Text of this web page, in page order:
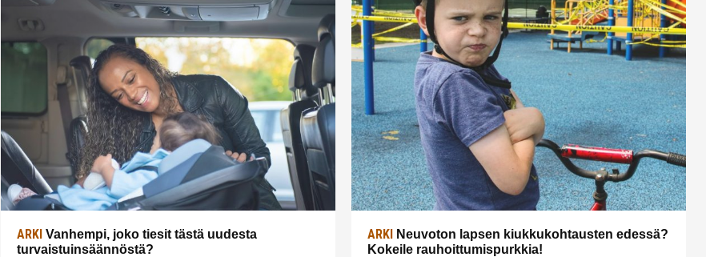
ARKI Vanhempi, joko tiesit tästä uudesta
turvaistuinsäännöstä?
ARKI Neuvoton lapsen kiukkukohtausten edessä?
Kokeile rauhoittumispurkkia!